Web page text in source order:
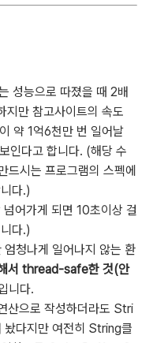
성능으로 따졌을 때 2배
지만 참고사이트의 속도
약 1억6천만 번 일어날
인다고 합니다. (해당 수
드시는 프로그램의 스펙에
다.)
어가게 되면 10초이상 걸
다.)
청나게 일어나지 않는 환
서 thread-safe한 것(안
니다.
산으로 작성하더라도 Stri
다지만 여전히 String클